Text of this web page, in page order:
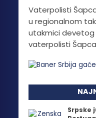
Vaterpolisti
u regionalnom
utakmici devetog
vaterpolisti
Srpske